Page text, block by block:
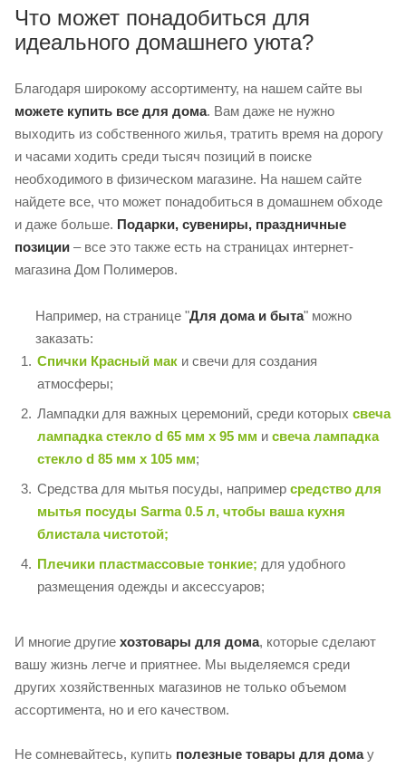
Что может понадобиться для
идеального домашнего уюта?
Благодаря широкому ассортименту, на нашем сайте вы
можете купить все для дома. Вам даже не нужно
выходить из собственного жилья, тратить время на дорогу
и часами ходить среди тысяч позиций в поиске
необходимого в физическом магазине. На нашем сайте
найдете все, что может понадобиться в домашнем обходе
и даже больше. Подарки, сувениры, праздничные
позиции – все это также есть на страницах интернет-
магазина Дом Полимеров.
Например, на странице "Для дома и быта" можно
заказать:
Спички Красный мак и свечи для создания
атмосферы;
Лампадки для важных церемоний, среди которых свеча
лампадка стекло d 65 мм x 95 мм и свеча лампадка
стекло d 85 мм x 105 мм;
Средства для мытья посуды, например средство для
мытья посуды Sarma 0.5 л, чтобы ваша кухня
блистала чистотой;
Плечики пластмассовые тонкие; для удобного
размещения одежды и аксессуаров;
И многие другие хозтовары для дома, которые сделают
вашу жизнь легче и приятнее. Мы выделяемся среди
других хозяйственных магазинов не только объемом
ассортимента, но и его качеством.
Не сомневайтесь, купить полезные товары для домау